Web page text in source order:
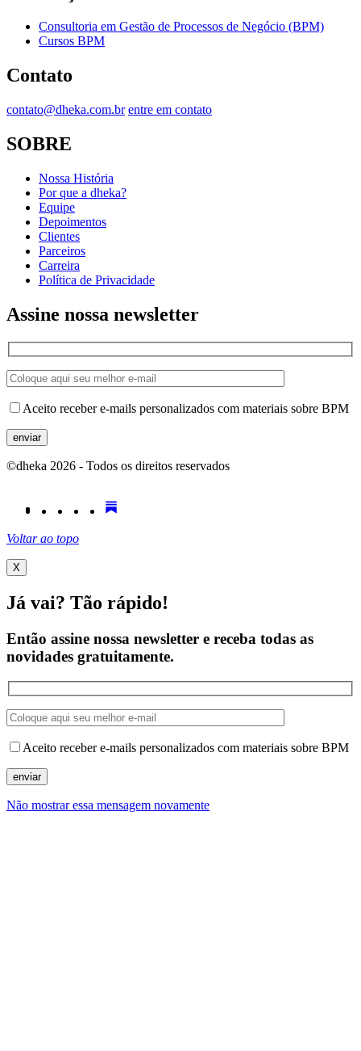
Consultoria em Gestão de Processos de Negócio (BPM)
Cursos BPM
Contato
contato@dheka.com.br entre em contato
SOBRE
Nossa História
Por que a dheka?
Equipe
Depoimentos
Clientes
Parceiros
Carreira
Política de Privacidade
Assine nossa newsletter
Aceito receber e-mails personalizados com materiais sobre BPM
©dheka 2026 - Todos os direitos reservados
Voltar ao topo
X
Já vai? Tão rápido!
Então assine nossa newsletter e receba todas as
novidades gratuitamente.
Aceito receber e-mails personalizados com materiais sobre BPM
Não mostrar essa mensagem novamente